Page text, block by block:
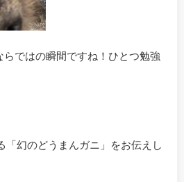
ではの瞬間ですね！ひとつ勉強
幻のどうまんガニ」をお伝えし